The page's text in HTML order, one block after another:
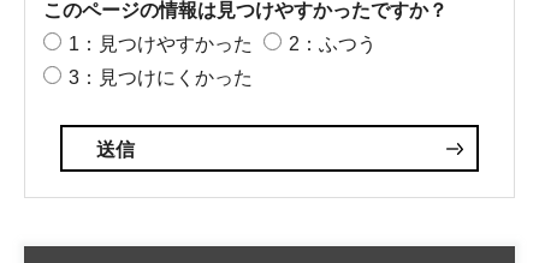
このページの情報は見つけやすかったですか？
1：見つけやすかった
2：ふつう
3：見つけにくかった